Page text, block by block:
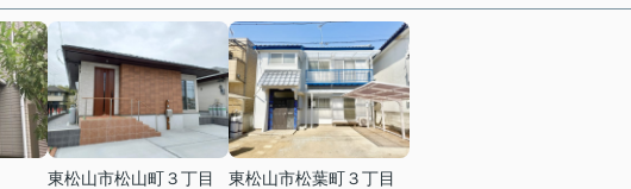
東松山市松山町３丁目
東松山市松葉町３丁目